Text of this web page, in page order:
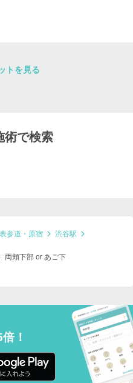
トを見る
術で検索
参道・原宿
渋谷駅
両頬下部 or あご下
！